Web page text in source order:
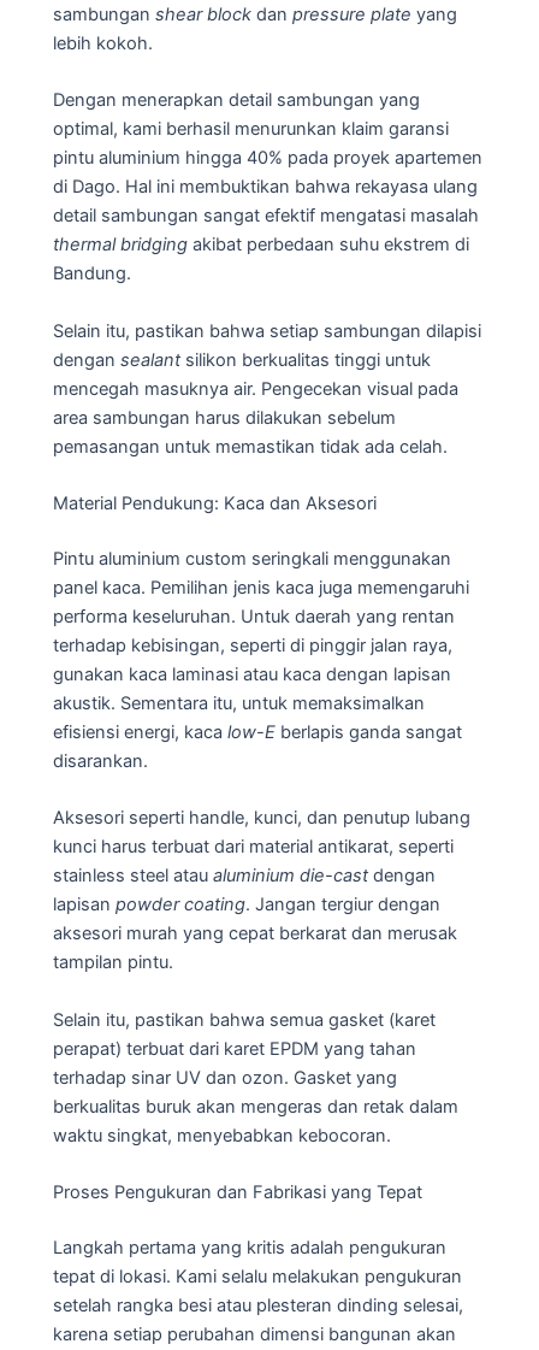
sambungan shear block dan pressure plate yang
lebih kokoh.
Dengan menerapkan detail sambungan yang
optimal, kami berhasil menurunkan klaim garansi
pintu aluminium hingga 40% pada proyek apartemen
di Dago. Hal ini membuktikan bahwa rekayasa ulang
detail sambungan sangat efektif mengatasi masalah
thermal bridging akibat perbedaan suhu ekstrem di
Bandung.
Selain itu, pastikan bahwa setiap sambungan dilapisi
dengan sealantsilikon berkualitas tinggi untuk
mencegah masuknya air. Pengecekan visual pada
area sambungan harus dilakukan sebelum
pemasangan untuk memastikan tidak ada celah.
Material Pendukung: Kaca dan Aksesori
Pintu aluminium custom seringkali menggunakan
panel kaca. Pemilihan jenis kaca juga memengaruhi
performa keseluruhan. Untuk daerah yang rentan
terhadap kebisingan, seperti di pinggir jalan raya,
gunakan kaca laminasi atau kaca dengan lapisan
akustik. Sementara itu, untuk memaksimalkan
efisiensi energi, kaca low-E berlapis ganda sangat
disarankan.
Aksesori seperti handle, kunci, dan penutup lubang
kunci harus terbuat dari material antikarat, seperti
stainless steel atau aluminium die-castdengan
lapisan powder coating. Jangan tergiur dengan
aksesori murah yang cepat berkarat dan merusak
tampilan pintu.
Selain itu, pastikan bahwa semua gasket (karet
perapat) terbuat dari karet EPDM yang tahan
terhadap sinar UV dan ozon. Gasket yang
berkualitas buruk akan mengeras dan retak dalam
waktu singkat, menyebabkan kebocoran.
Proses Pengukuran dan Fabrikasi yang Tepat
Langkah pertama yang kritis adalah pengukuran
tepat di lokasi. Kami selalu melakukan pengukuran
setelah rangka besi atau plesteran dinding selesai,
karena setiap perubahan dimensi bangunan akan